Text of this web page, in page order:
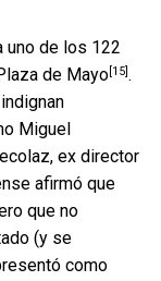
uno de los 122
de Mayo[15].
Miguel
ex director
afirmó que
que no
(y se
como